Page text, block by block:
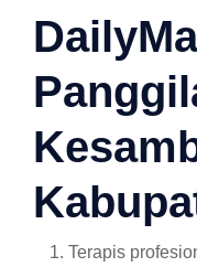
Terapis